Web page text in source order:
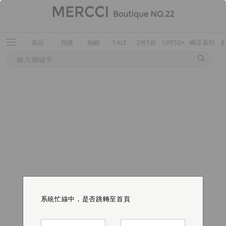
新品 預購 熱銷 SALE 2件5折 UPF50+ 瞬涼系列
系統忙線中，是否跳轉至首頁
系統忙線中，是否跳轉至首頁
系統忙線中，是否跳轉至首頁
系統忙線中，是否跳轉至首頁
系統忙線中，是否跳轉至首頁